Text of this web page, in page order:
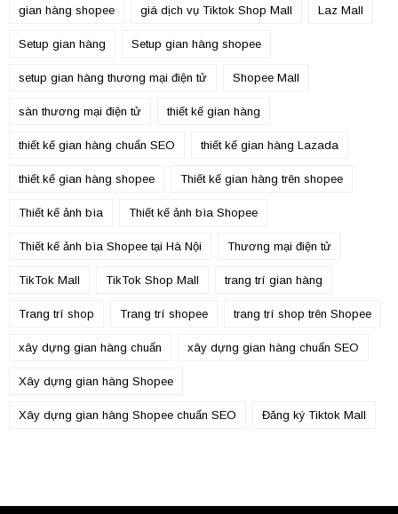
gian hàng shopee giá dịch vụ Tiktok Shop Mall Laz Mall
Setup gian hàng Setup gian hàng shopee
setup gian hàng thương mại điện tử Shopee Mall
sàn thương mại điện tử thiết kế gian hàng
thiết kế gian hàng chuẩn SEO thiết kế gian hàng Lazada
thiết kế gian hàng shopee Thiết kế gian hàng trên shopee
Thiết kế ảnh bìa Thiết kế ảnh bìa Shopee
Thiết kế ảnh bìa Shopee tại Hà Nội Thương mại điện tử
TikTok Mall TikTok Shop Mall trang trí gian hàng
Trang trí shop Trang trí shopee trang trí shop trên Shopee
xây dựng gian hàng chuẩn xây dựng gian hàng chuẩn SEO
Xây dựng gian hàng Shopee
Xây dựng gian hàng Shopee chuẩn SEO Đăng ký Tiktok Mall